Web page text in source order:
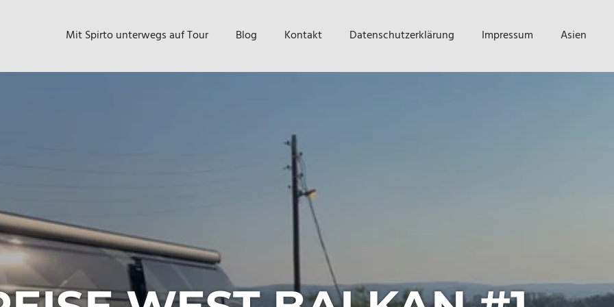
Mit Spirto unterwegs auf Tour Blog Kontakt Datenschutzerklärung Impressum Asien